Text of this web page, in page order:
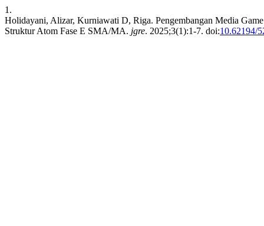
1.
Holidayani, Alizar, Kurniawati D, Riga. Pengembangan Media
Struktur Atom Fase E SMA/MA. jgre. 2025;3(1):1-7. doi:10.62194/